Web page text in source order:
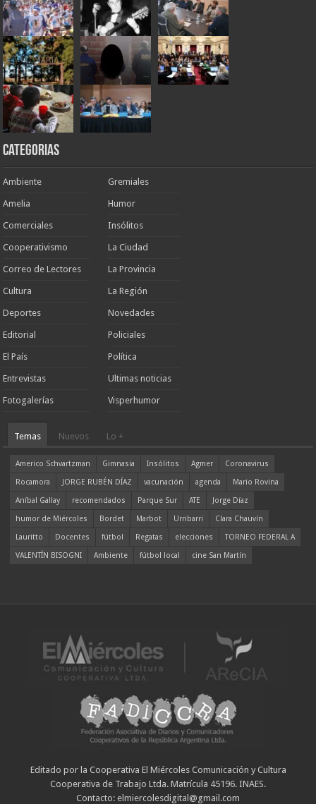
Categorias
Ambiente
Amelia
Comerciales
Cooperativismo
Correo de Lectores
Cultura
Deportes
Editorial
El País
Entrevistas
Fotogalerías
Gremiales
Humor
Insólitos
La Ciudad
La Provincia
La Región
Novedades
Policiales
Política
Ultimas noticias
Visperhumor
Temas Nuevos Lo +
Americo Schvartzman Gimnasia Insólitos Agmer
Coronavirus
Rocamora
JORGE RUBÉN DÍAZ vacunación agenda
Mario Rovina
Aníbal Gallay
recomendados Parque Sur ATE
Jorge Díaz
humor de Miércoles
Bordet Marbot Urribarri
Clara Chauvín
Lauritto
Docentes fútbol Regatas elecciones
TORNEO FEDERAL A
VALENTÍN BISOGNI
Ambiente fútbol local cine San Martín
Editado por la Cooperativa El Miércoles Comunicación y Cultura
Cooperativa de Trabajo Ltda. Matrícula 45196. INAES.
Contacto: elmiercolesdigital@gmail.com